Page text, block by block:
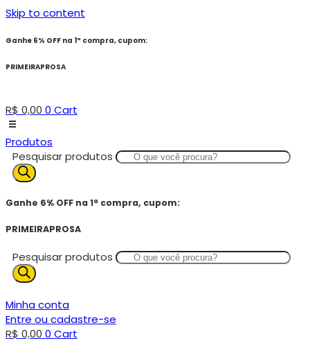
Skip to content
Ganhe 6% OFF na 1ª compra, cupom:
PRIMEIRAPROSA
R$ 0,00 0 Cart
Produtos
Pesquisar produtos
Ganhe 6% OFF na 1ª compra, cupom:
PRIMEIRAPROSA
Pesquisar produtos
Minha conta
Entre ou cadastre-se
R$ 0,00 0 Cart